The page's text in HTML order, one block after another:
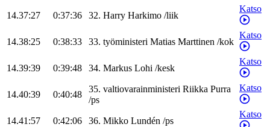
14.37:27 0:37:36 32. Harry Harkimo /liik
Katso
14.38:25 0:38:33 33. työministeri Matias Marttinen /kok
Katso
14.39:39 0:39:48 34. Markus Lohi /kesk
Katso
14.40:39 0:40:48
35. valtiovarainministeri Riikka Purra
/ps
Katso
14.41:57 0:42:06 36. Mikko Lundén /ps
Katso